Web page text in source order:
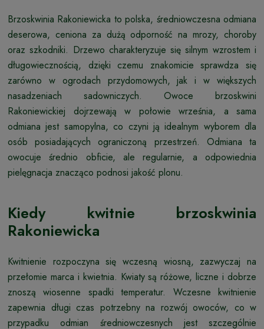
Brzoskwinia Rakoniewicka to polska, średniowczesna odmiana
deserowa, ceniona za dużą odporność na mrozy, choroby
oraz szkodniki. Drzewo charakteryzuje się silnym wzrostem i
długowiecznością, dzięki czemu znakomicie sprawdza się
zarówno w ogrodach przydomowych, jak i w większych
nasadzeniach sadowniczych. Owoce brzoskwini
Rakoniewickiej dojrzewają w połowie września, a sama
odmiana jest samopylna, co czyni ją idealnym wyborem dla
osób posiadających ograniczoną przestrzeń. Odmiana ta
owocuje średnio obficie, ale regularnie, a odpowiednia
pielęgnacja znacząco podnosi jakość plonu.
Kiedy kwitnie brzoskwinia
Rakoniewicka
Kwitnienie rozpoczyna się wczesną wiosną, zazwyczaj na
przełomie marca i kwietnia. Kwiaty są różowe, liczne i dobrze
znoszą wiosenne spadki temperatur. Wczesne kwitnienie
zapewnia długi czas potrzebny na rozwój owoców, co w
przypadku odmian średniowczesnych jest szczególnie